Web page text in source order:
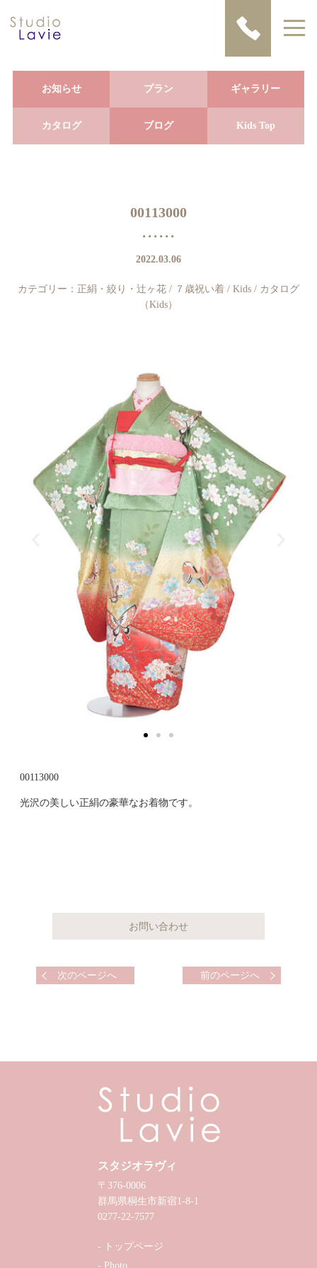
お知らせ プラン ギャラリー
カタログ ブログ Kids Top
00113000
2022.03.06
カテゴリー： 正絹・絞り・辻ヶ花 / ７歳祝い着 / Kids / カタログ
（Kids）
00113000
光沢の美しい正絹の豪華なお着物です。
次のページへ 前のページへ
スタジオラヴィ
〒376-0006
群馬県桐生市新宿1-8-1
0277-22-7577
トップページ
Photo